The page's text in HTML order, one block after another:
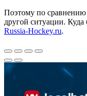
Поэтому по
другой ситуации. Куда
Russia-Hockey.ru.